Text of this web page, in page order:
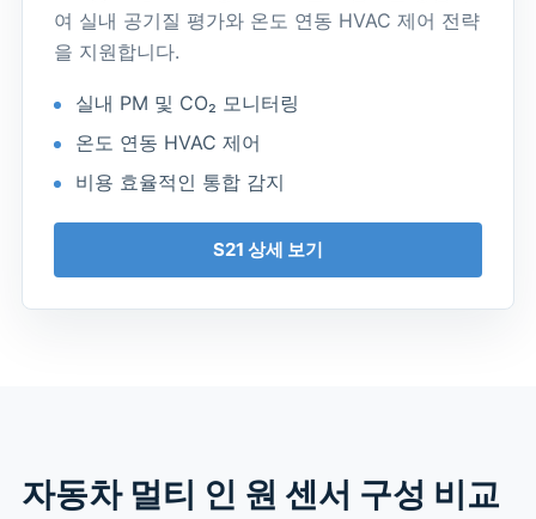
여 실내 공기질 평가와 온도 연동 HVAC 제어 전략
을 지원합니다.
실내 PM 및 CO₂ 모니터링
온도 연동 HVAC 제어
비용 효율적인 통합 감지
S21 상세 보기
자동차 멀티 인 원 센서 구성 비교